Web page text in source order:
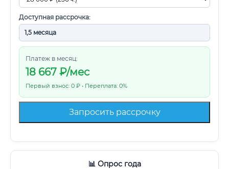
Доступная рассрочка:
Платеж в месяц:
18 667 ₽/мес
Первый взнос: 0 ₽ • Переплата: 0%
Запросить рассрочку
📊 Опрос года